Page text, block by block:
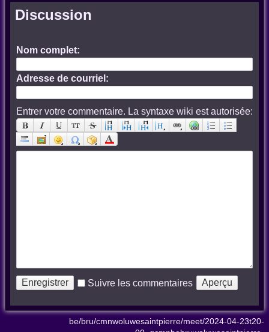
Discussion
Nom complet:
Adresse de courriel:
Entrer votre commentaire. La syntaxe wiki est autorisée:
Suivre les commentaires
be/bru/cmnwoluwesaintpierre/meet/2024-04-23t20-